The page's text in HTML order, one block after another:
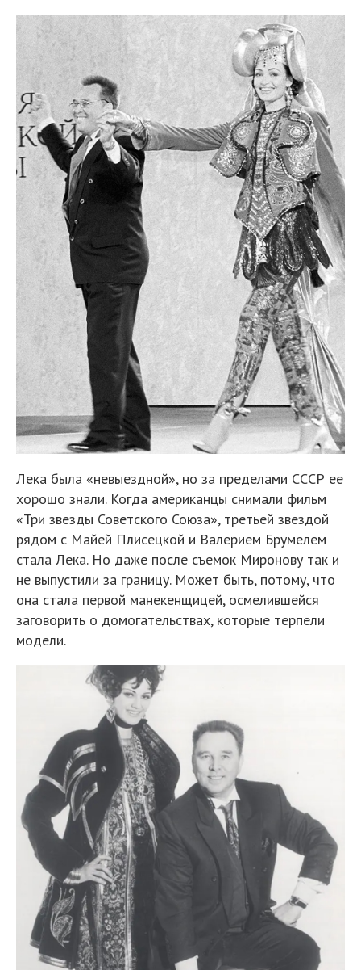
Лека была «невыездной», но за пределами СССР ее
хорошо знали. Когда американцы снимали фильм
«Три звезды Советского Союза», третьей звездой
рядом с Майей Плисецкой и Валерием Брумелем
стала Лека. Но даже после съемок Миронову так и
не выпустили за границу. Может быть, потому, что
она стала первой манекенщицей, осмелившейся
заговорить о домогательствах, которые терпели
модели.